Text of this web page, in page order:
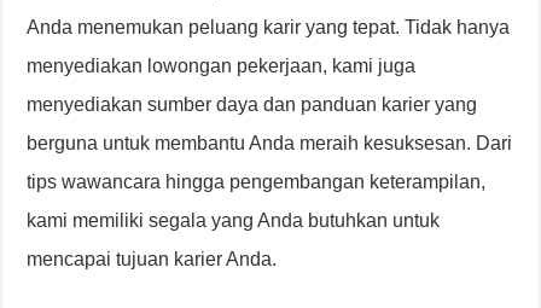
Anda menemukan peluang karir yang tepat. Tidak hanya
menyediakan lowongan pekerjaan, kami juga
menyediakan sumber daya dan panduan karier yang
berguna untuk membantu Anda meraih kesuksesan. Dari
tips wawancara hingga pengembangan keterampilan,
kami memiliki segala yang Anda butuhkan untuk
mencapai tujuan karier Anda.